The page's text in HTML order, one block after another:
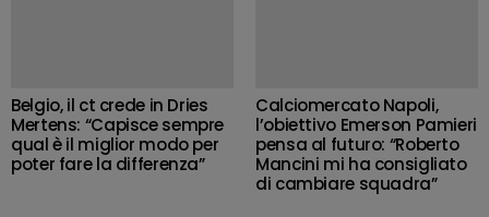
Belgio, il ct crede in Dries
Mertens: “Capisce sempre
qual è il miglior modo per
poter fare la differenza”
Calciomercato Napoli,
l’obiettivo Emerson Pamieri
pensa al futuro: “Roberto
Mancini mi ha consigliato
di cambiare squadra”